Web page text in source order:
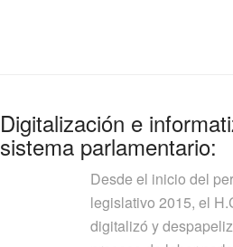
Digitalización e
sistema parlamentario:
Desde el inicio del
legislativo 2015, el
digitalizó y